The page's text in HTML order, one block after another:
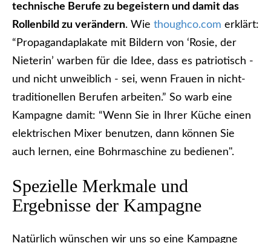
technische Berufe zu begeistern und damit das
Rollenbild zu verändern. Wie thoughco.com erklärt:
“Propagandaplakate mit Bildern von ‘Rosie, der
Nieterin’ warben für die Idee, dass es patriotisch -
und nicht unweiblich - sei, wenn Frauen in nicht-
traditionellen Berufen arbeiten.” So warb eine
Kampagne damit: “Wenn Sie in Ihrer Küche einen
elektrischen Mixer benutzen, dann können Sie
auch lernen, eine Bohrmaschine zu bedienen".
Spezielle Merkmale und
Ergebnisse der Kampagne
Natürlich wünschen wir uns so eine Kampagne